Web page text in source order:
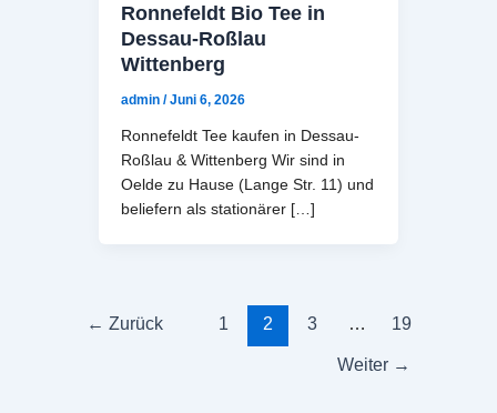
Ronnefeldt Bio Tee in
Dessau-Roßlau
Wittenberg
admin/Juni 6, 2026
Ronnefeldt Tee kaufen in Dessau-
Roßlau & Wittenberg Wir sind in
Oelde zu Hause (Lange Str. 11) und
beliefern als stationärer […]
← Zurück 1 2 3 … 19
Weiter →